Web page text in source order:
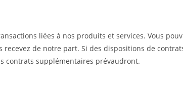
liées à nos produits et services. Vous
de notre part. Si des dispositions de
contrats supplémentaires prévaudront.